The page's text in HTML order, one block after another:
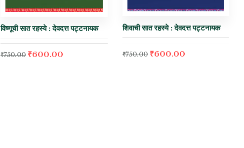
विष्णूची सात रहस्ये : देवदत्त पट्टनायक
₹750.00 ₹600.00
शिवाची सात रहस्ये : देवदत्त पट्टनायक
₹750.00 ₹600.00